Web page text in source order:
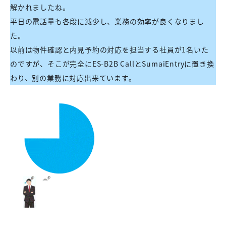
解かれましたね。
平日の電話量も各段に減少し、業務の効率が良くなりまし
た。
以前は物件確認と内見予約の対応を担当する社員が1名いた
のですが、そこが完全にES-B2B CallとSumaiEntryに置き換
わり、別の業務に対応出来ています。